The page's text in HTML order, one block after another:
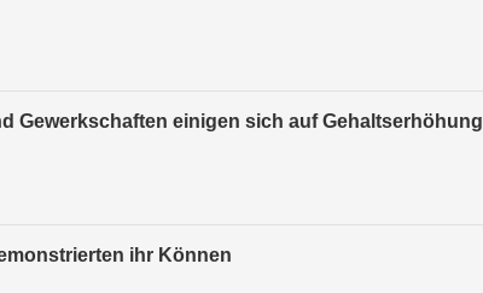
Gewerkschaften einigen sich auf Gehaltserhöhung
ihr Können